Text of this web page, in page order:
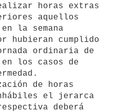
aquellos
la semana
hubieran cumplido
ordinaria de
los casos de
el jerarca
deberá